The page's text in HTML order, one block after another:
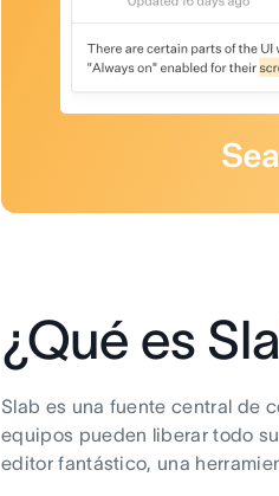
¿Qué es
Slab es una fuente central de
equipos pueden liberar todo
editor fantástico, una